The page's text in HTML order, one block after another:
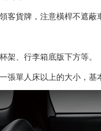
客貨牌，注意橫桿不遮
架、行李箱底版下方等。
張單人床以上的大小，基